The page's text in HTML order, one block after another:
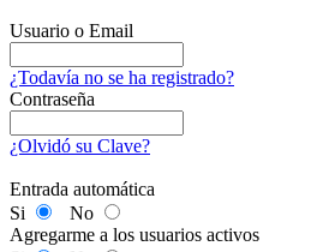
Usuario o Email
¿Todavía no se ha registrado?
Contraseña
¿Olvidó su Clave?
Entrada automática
Si
No
Agregarme a los usuarios activos